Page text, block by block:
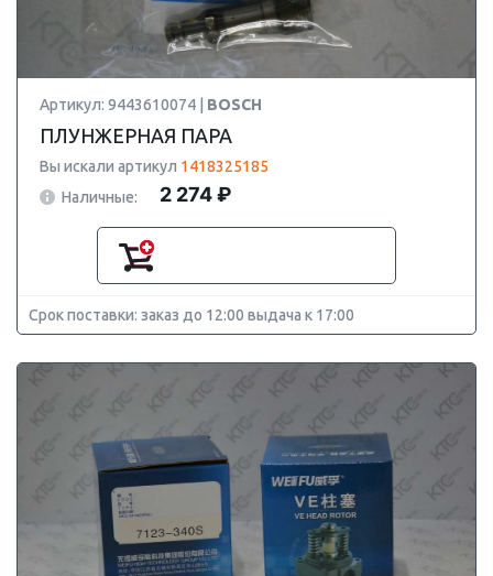
Артикул: 9443610074 | BOSCH
ПЛУНЖЕРНАЯ ПАРА
Вы искали артикул 1418325185
Наличные:
2 274 ₽
Срок поставки: заказ до 12:00 выдача к 17:00